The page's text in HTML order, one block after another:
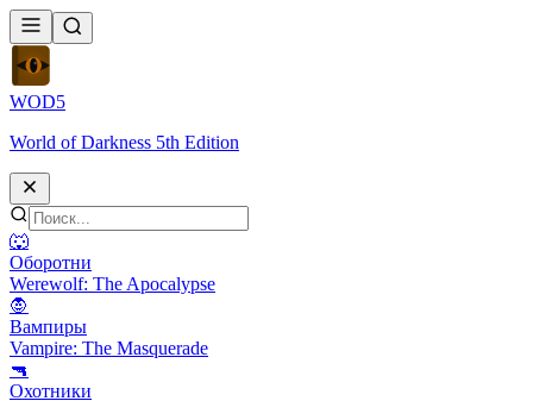
WOD5
World of Darkness 5th Edition
🐺
Оборотни
Werewolf: The Apocalypse
🧛
Вампиры
Vampire: The Masquerade
🔫
Охотники